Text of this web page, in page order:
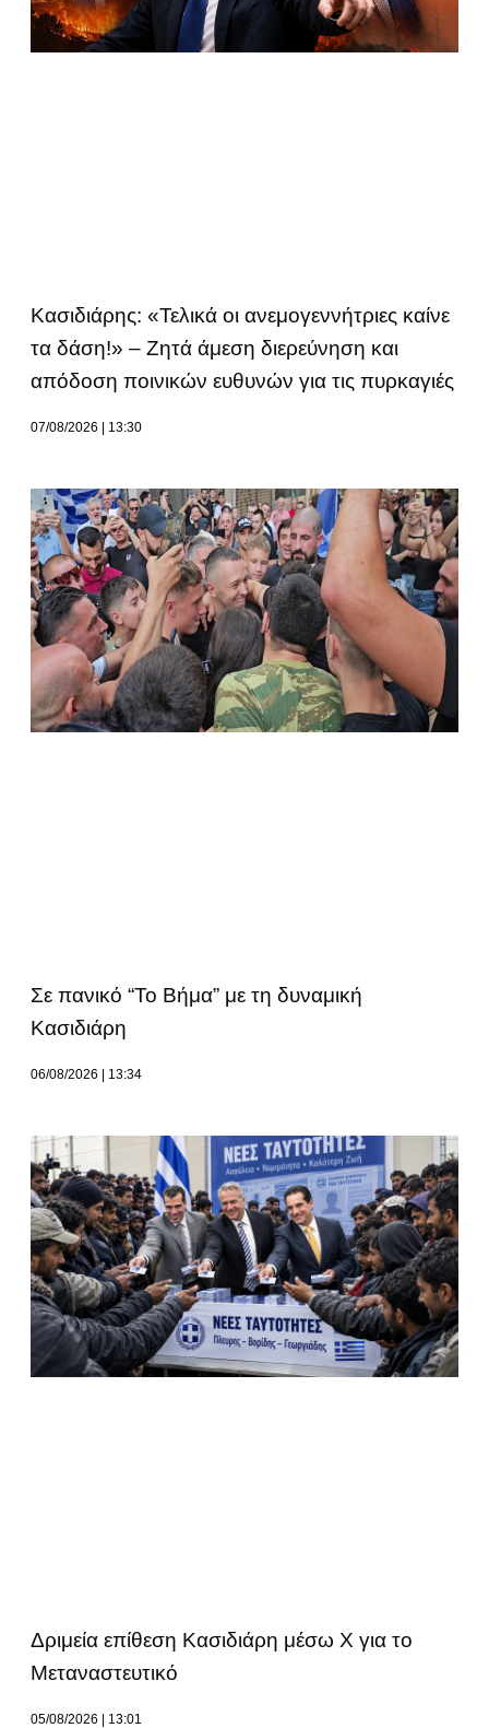
Κασιδιάρης: «Τελικά οι ανεμογεννήτριες καίνε
τα δάση!» – Ζητά άμεση διερεύνηση και
απόδοση ποινικών ευθυνών για τις πυρκαγιές
07/08/2026 13:30
Σε πανικό “Το Βήμα” με τη δυναμική
Κασιδιάρη
06/08/2026 13:34
Δριμεία επίθεση Κασιδιάρη μέσω Χ για το
Μεταναστευτικό
05/08/2026 13:01